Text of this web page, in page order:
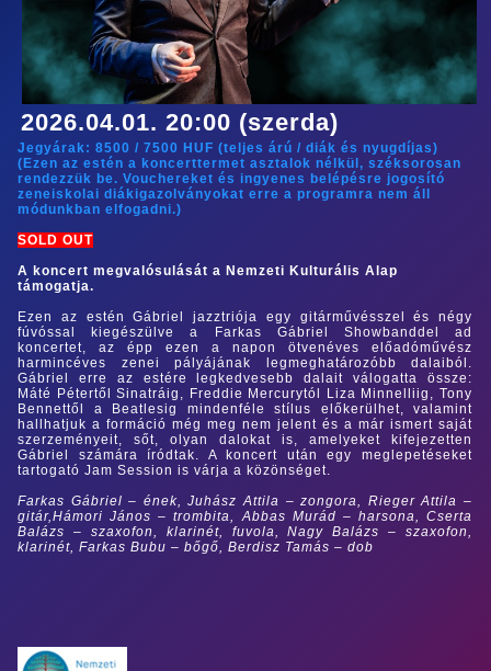
2026.04.01. 20:00 (szerda)
Jegyárak: 8500 / 7500 HUF (teljes árú / diák és nyugdíjas)
(Ezen az estén a koncerttermet asztalok nélkül, széksorosan
rendezzük be. Vouchereket és ingyenes belépésre jogosító
zeneiskolai diákigazolványokat erre a programra nem áll
módunkban elfogadni.)
SOLD OUT
A koncert megvalósulását a Nemzeti Kulturális Alap
támogatja.
Ezen az estén Gábriel jazztriója egy gitárművésszel és négy
fúvóssal kiegészülve a Farkas Gábriel Showbanddel ad
koncertet, az épp ezen a napon ötvenéves előadóművész
harmincéves zenei pályájának legmeghatározóbb dalaiból.
Gábriel erre az estére legkedvesebb dalait válogatta össze:
Máté Pétertől Sinatráig, Freddie Mercurytól Liza Minnelliig, Tony
Bennettől a Beatlesig mindenféle stílus előkerülhet, valamint
hallhatjuk a formáció még meg nem jelent és a már ismert saját
szerzeményeit, sőt, olyan dalokat is, amelyeket kifejezetten
Gábriel számára íródtak. A koncert után egy meglepetéseket
tartogató Jam Session is várja a közönséget.
Farkas Gábriel – ének, Juhász Attila – zongora, Rieger Attila –
gitár,Hámori János – trombita, Abbas Murád – harsona, Cserta
Balázs – szaxofon, klarinét, fuvola, Nagy Balázs – szaxofon,
klarinét, Farkas Bubu – bőgő, Berdisz Tamás – dob